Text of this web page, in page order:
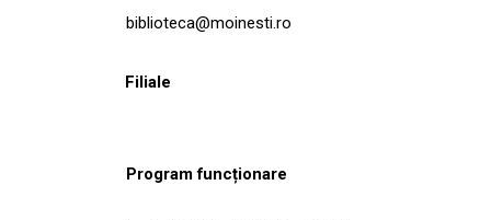
biblioteca@moinesti.ro
Filiale
Program funcționare